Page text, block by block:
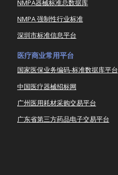
NMPA器械标准总数据库
NMPA 强制性行业标准
深圳市标准信息平台
医疗商业常用平台
国家医保业务编码-标准数据库平台
中国医疗器械招标网
广州医用耗材采购交易平台
广东省第三方药品电子交易平台